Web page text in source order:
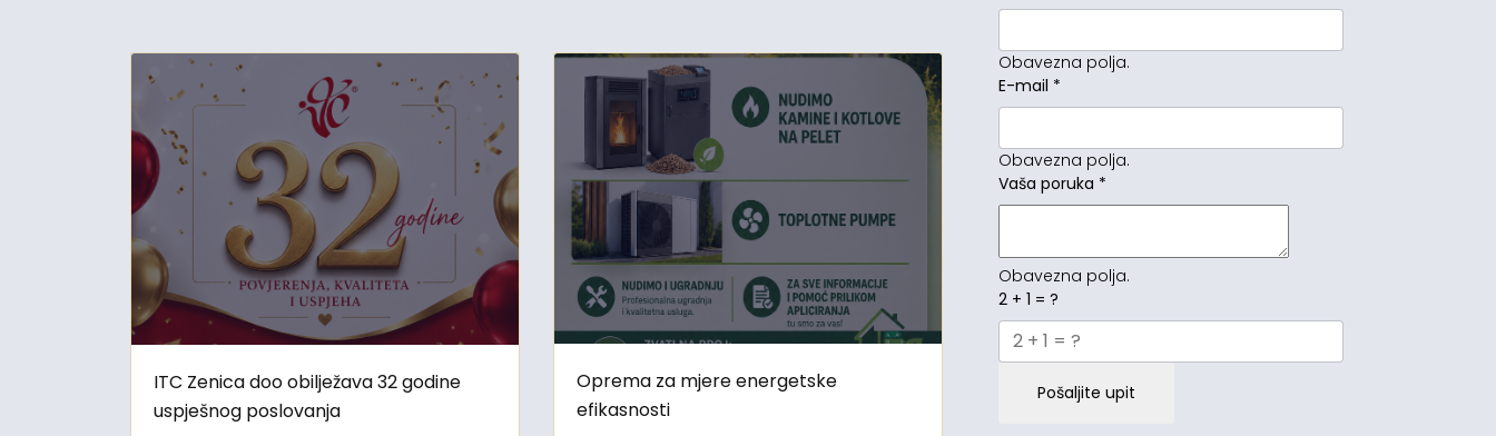
ITC Zenica doo obilježava 32 godine
uspješnog poslovanja
Oprema za mjere energetske
efikasnosti
Obavezna polja.
E-mail *
Obavezna polja.
Vaša poruka *
Obavezna polja.
2 + 1 = ?
Pošaljite upit